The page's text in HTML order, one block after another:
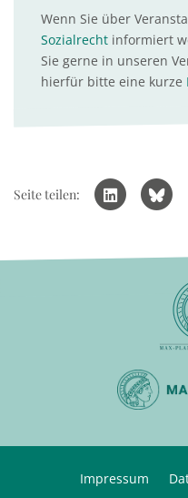
Wenn Sie über
Sozialrecht informiert
Sie gerne in unseren
hierfür bitte eine kurze
Seite teilen:
Impressum